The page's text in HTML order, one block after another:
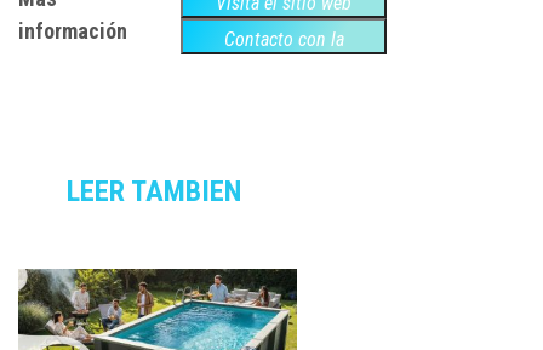
información
Contacto con la
LEER TAMBIEN